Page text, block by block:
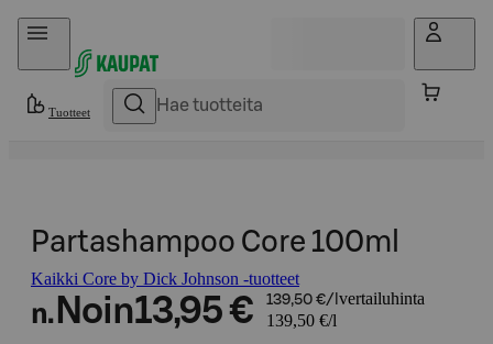
Hyppää sisältöön
Tuotteet
Partashampoo Core 100ml
Kaikki Core by Dick Johnson -tuotteet
n. Noin13,95 € 139,50 €/l vertailuhinta
139,50 €/l